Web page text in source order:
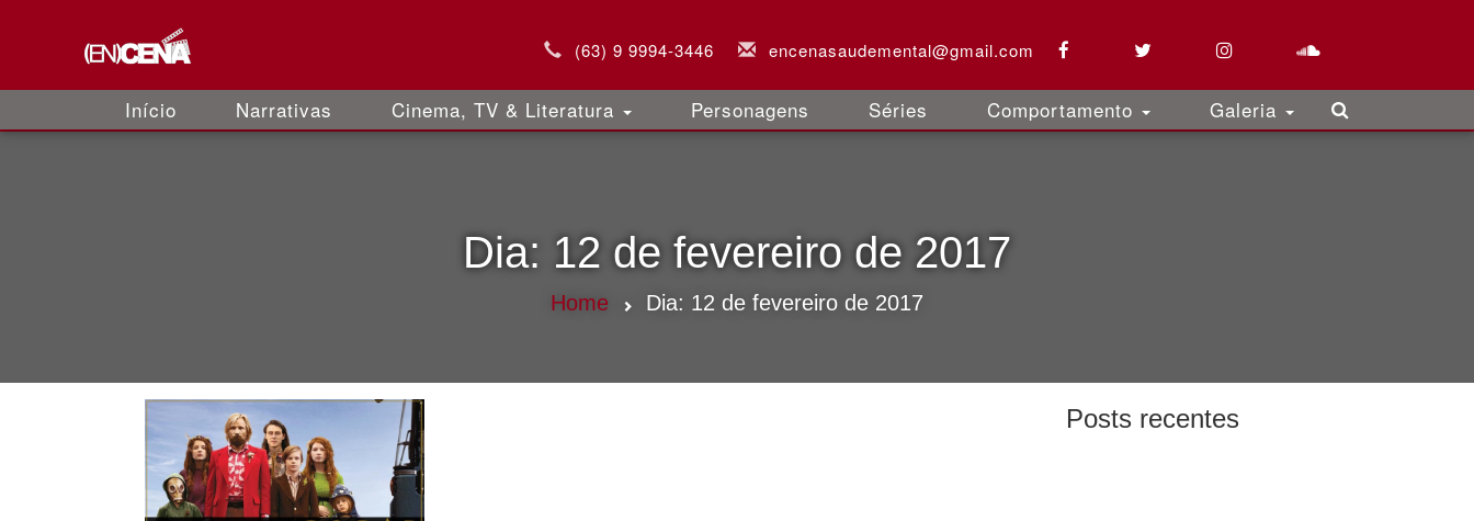
(63) 9 9994-3446 encenasaudemental@gmail.com
Início Narrativas Cinema, TV & Literatura Personagens Séries Comportamento Galeria
Dia: 12 de fevereiro de 2017
Home Dia: 12 de fevereiro de 2017
Posts recentes